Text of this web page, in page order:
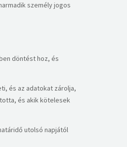
személy jogos
döntést hoz, és
és az adatokat zárolja,
és akik kötelesek
utolsó napjától